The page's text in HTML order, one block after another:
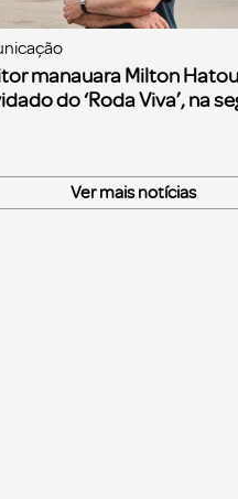
manauara Milton
do ‘Roda Viva’, na
Ver mais notícias